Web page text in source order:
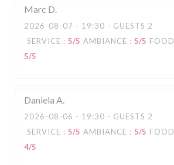
Marc D
2026-08-07 - 19:30 - GUESTS 2
SERVICE : 5/5 AMBIANCE : 5/5 FOOD
5/5
Daniela A
2026-08-06 - 19:30 - GUESTS 2
SERVICE : 5/5 AMBIANCE : 5/5 FOOD
4/5